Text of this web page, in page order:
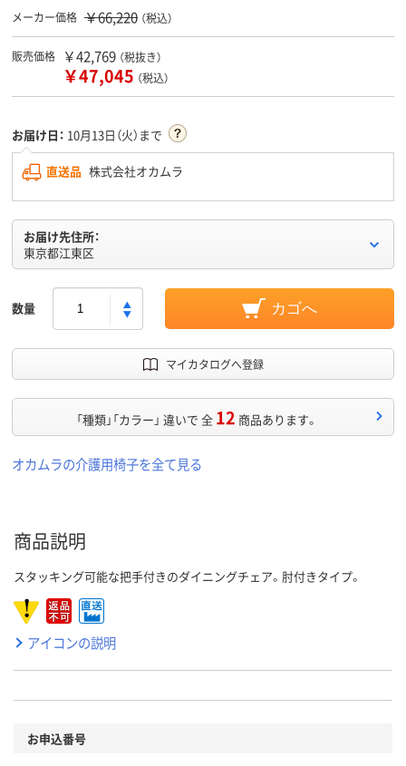
メーカー価格 ￥66,220 （税込）
販売価格 ￥42,769 （税抜き）
￥47,045 （税込）
お届け日： 10月13日（火）まで
直送品 株式会社オカムラ
お届け先住所：
東京都江東区
数量 カゴへ
マイカタログへ登録
「種類」「カラー」 違いで 全 12 商品あります。
オカムラの介護用椅子を全て見る
商品説明
スタッキング可能な把手付きのダイニングチェア。肘付きタイプ。
アイコンの説明
お申込番号